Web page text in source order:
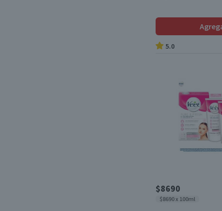
5.0
$8690
$8690 x 100ml